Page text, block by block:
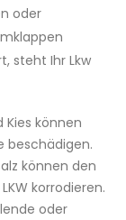
oder
steht Ihr Lkw
Kies können
beschädigen.
können den
korrodieren.
oder